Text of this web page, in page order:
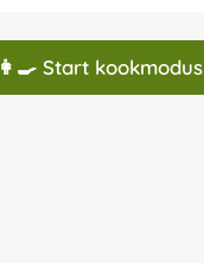
👩‍🍳 Start kookmodus